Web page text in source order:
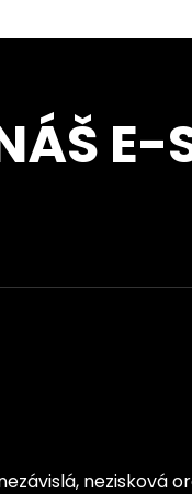
E-
nezisková